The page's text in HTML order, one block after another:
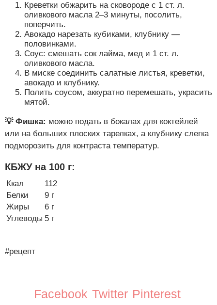
Креветки обжарить на сковороде с 1 ст. л.
оливкового масла 2–3 минуты, посолить,
поперчить.
Авокадо нарезать кубиками, клубнику —
половинками.
Соус: смешать сок лайма, мед и 1 ст. л.
оливкового масла.
В миске соединить салатные листья, креветки,
авокадо и клубнику.
Полить соусом, аккуратно перемешать, украсить
мятой.
💡 Фишка: можно подать в бокалах для коктейлей
или на больших плоских тарелках, а клубнику слегка
подморозить для контраста температур.
КБЖУ на 100 г:
Ккал
112
Белки
9 г
Жиры
6 г
Углеводы 5 г
#рецепт
Facebook Twitter Pinterest